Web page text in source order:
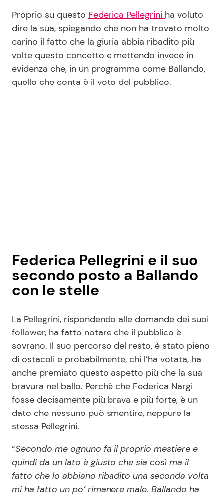
Pubblicità
Privacy Policy
Proprio su questo Federica Pellegrini ha voluto
dire la sua, spiegando che non ha trovato molto
carino il fatto che la giuria abbia ribadito più
volte questo concetto e mettendo invece in
evidenza che, in un programma come Ballando,
quello che conta è il voto del pubblico.
Federica Pellegrini e il suo
secondo posto a Ballando
con le stelle
La Pellegrini, rispondendo alle domande dei suoi
follower, ha fatto notare che il pubblico è
sovrano. Il suo percorso del resto, è stato pieno
di ostacoli e probabilmente, chi l’ha votata, ha
anche premiato questo aspetto più che la sua
bravura nel ballo. Perchè che Federica Nargi
fosse decisamente più brava e più forte, è un
dato che nessuno può smentire, neppure la
stessa Pellegrini.
“Secondo me ognuno fa il proprio mestiere e
quindi da un lato è giusto che sia così ma il
fatto che lo abbiano ribadito una seconda volta
mi ha fatto un po’ rimanere male. Ballando ha